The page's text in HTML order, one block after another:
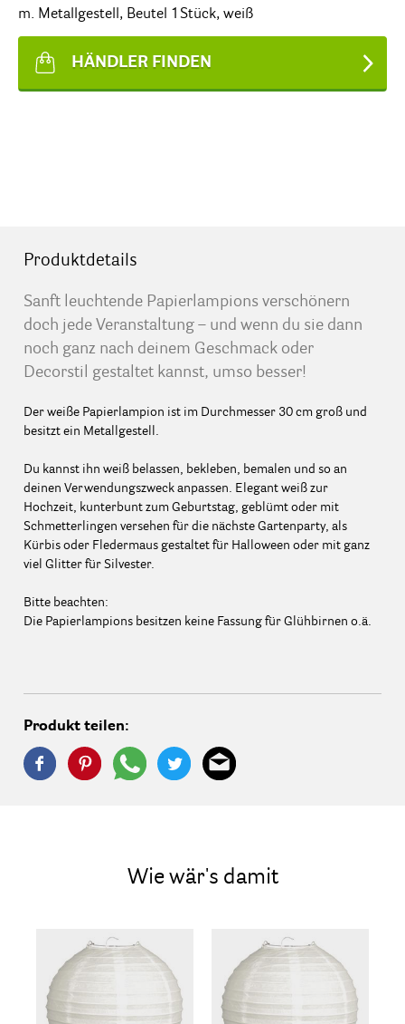
m. Metallgestell, Beutel 1Stück, weiß
HÄNDLER FINDEN
Produktdetails
Sanft leuchtende Papierlampions verschönern
doch jede Veranstaltung – und wenn du sie dann
noch ganz nach deinem Geschmack oder
Decorstil gestaltet kannst, umso besser!
Der weiße Papierlampion ist im Durchmesser 30 cm groß und
besitzt ein Metallgestell.
Du kannst ihn weiß belassen, bekleben, bemalen und so an
deinen Verwendungszweck anpassen. Elegant weiß zur
Hochzeit, kunterbunt zum Geburtstag, geblümt oder mit
Schmetterlingen versehen für die nächste Gartenparty, als
Kürbis oder Fledermaus gestaltet für Halloween oder mit ganz
viel Glitter für Silvester.
Bitte beachten:
Die Papierlampions besitzen keine Fassung für Glühbirnen o.ä.
Produkt teilen:
Wie wär's damit